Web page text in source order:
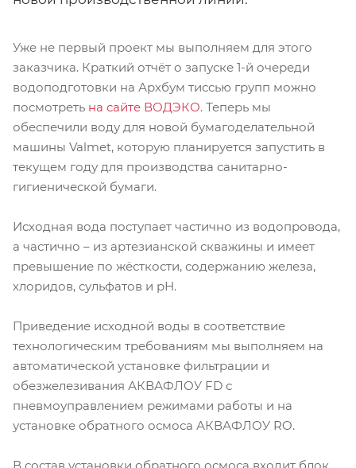
Уже не первый проект мы выполняем для этого
заказчика. Краткий отчёт о запуске 1-й очереди
водоподготовки на Архбум тиссью групп можно
посмотреть на сайте ВОДЭКО. Теперь мы
обеспечили воду для новой бумагоделательной
машины Valmet, которую планируется запустить в
текущем году для производства санитарно-
гигиенической бумаги.
Исходная вода поступает частично из водопровода,
а частично – из артезианской скважины и имеет
превышение по жёсткости, содержанию железа,
хлоридов, сульфатов и рН.
Приведение исходной воды в соответствие
технологическим требованиям мы выполняем на
автоматической установке фильтрации и
обезжелезивания АКВАФЛОУ FD с
пневмоуправлением режимами работы и на
установке обратного осмоса АКВАФЛОУ RO.